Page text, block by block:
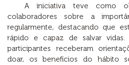
A iniciativa teve como
colaboradores sobre a
regularmente, destacando que
rápido e capaz de salvar vidas.
participantes receberam
doar, os benefícios do hábito